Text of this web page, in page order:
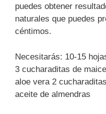
puedes obtener
naturales que puedes
céntimos.
Necesitarás: 10-15
3 cucharaditas de
aloe vera 2
aceite de almendras